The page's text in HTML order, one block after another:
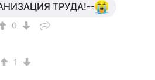
ТРУДА!--
0
1